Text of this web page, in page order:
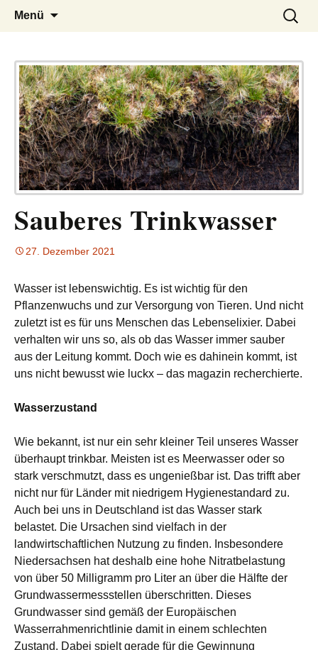
LUCKX
– das Magazin
Menü
Suchen
nach:
Sauberes Trinkwasser
27. Dezember 2021
Wasser ist lebenswichtig. Es ist wichtig für den
Pflanzenwuchs und zur Versorgung von Tieren. Und nicht
zuletzt ist es für uns Menschen das Lebenselixier. Dabei
verhalten wir uns so, als ob das Wasser immer sauber
aus der Leitung kommt. Doch wie es dahinein kommt, ist
uns nicht bewusst wie luckx – das magazin recherchierte.
Wasserzustand
Wie bekannt, ist nur ein sehr kleiner Teil unseres Wasser
überhaupt trinkbar. Meisten ist es Meerwasser oder so
stark verschmutzt, dass es ungenießbar ist. Das trifft aber
nicht nur für Länder mit niedrigem Hygienestandard zu.
Auch bei uns in Deutschland ist das Wasser stark
belastet. Die Ursachen sind vielfach in der
landwirtschaftlichen Nutzung zu finden. Insbesondere
Niedersachsen hat deshalb eine hohe Nitratbelastung
von über 50 Milligramm pro Liter an über die Hälfte der
Grundwassermessstellen überschritten. Dieses
Grundwasser sind gemäß der Europäischen
Wasserrahmenrichtlinie damit in einem schlechten
Zustand. Dabei spielt gerade für die Gewinnung